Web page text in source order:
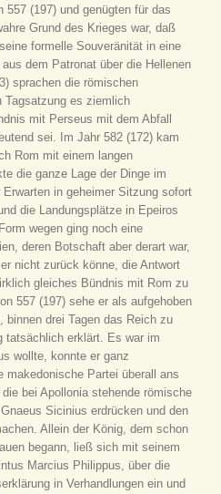
557 (197) und genügten für das
Grund des Krieges war, daß
formelle Souveränität in eine
dem Patronat über die Hellenen
sprachen die römischen
Tagsatzung es ziemlich
mit Perseus mit dem Abfall
sei. Im Jahr 582 (172) kam
Rom mit einem langen
die ganze Lage der Dinge im
in geheimer Sitzung sofort
die Landungsplätze in Epeiros
wegen ging noch eine
deren Botschaft aber derart war,
nicht zurück könne, die Antwort
gleiches Bündnis mit Rom zu
557 (197) sehe er als aufgehoben
binnen drei Tagen das Reich zu
tatsächlich erklärt. Es war im
wollte, konnte er ganz
makedonische Partei überall ans
bei Apollonia stehende römische
Sicinius erdrücken und den
Allein der König, dem schon
begann, ließ sich mit seinem
Marcius Philippus, über die
in Verhandlungen ein und